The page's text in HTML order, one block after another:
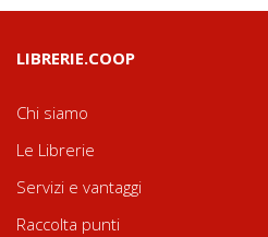
LIBRERIE.COOP
Chi siamo
Le Librerie
Servizi e vantaggi
Raccolta punti